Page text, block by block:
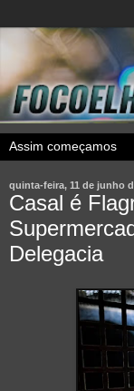
quinta-feira, 11 de junho
Casal é
Delegacia